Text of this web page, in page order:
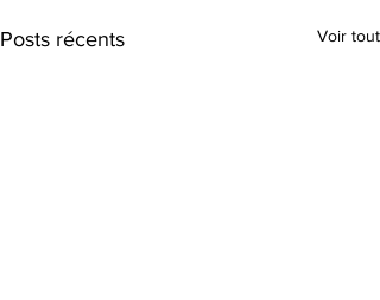
Posts récents Voir tout